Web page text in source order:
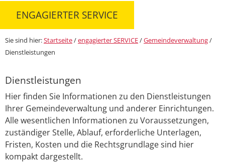
ENGAGIERTER SERVICE
Sie sind hier:Startseite/engagierter SERVICE/Gemeindeverwaltung/
Dienstleistungen
Dienstleistungen
Hier finden Sie Informationen zu den Dienstleistungen
Ihrer Gemeindeverwaltung und anderer Einrichtungen.
Alle wesentlichen Informationen zu Voraussetzungen,
zuständiger Stelle, Ablauf, erforderliche Unterlagen,
Fristen, Kosten und die Rechtsgrundlage sind hier
kompakt dargestellt.